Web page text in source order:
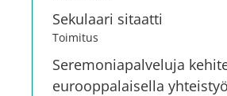
Sekulaari sitaatti
Toimitus
Seremoniapalveluja
eurooppalaisella